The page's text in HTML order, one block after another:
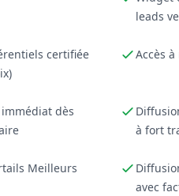
leads
certifiée
Accès
dès
à fort
Meilleurs
avec